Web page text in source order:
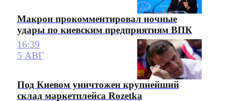
Макрон прокомментировал ночные
удары по киевским предприятиям ВПК
16:39
5 АВГ
Под Киевом уничтожен крупнейший
склад маркетплейса Rozetka